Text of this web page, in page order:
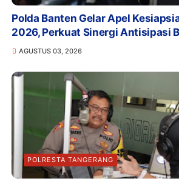
Polda Banten Gelar Apel
2026, Perkuat Sinergi Antisipasi
AGUSTUS 03, 2026
POLRESTA TANGERANG